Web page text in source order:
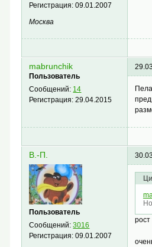
Регистрация:09.01.2007
Москва
mabrunchik
Пользователь
Сообщений: 14
Регистрация:29.04.2015
В.-П.
Пользователь
Сообщений:3016
Регистрация:09.01.2007